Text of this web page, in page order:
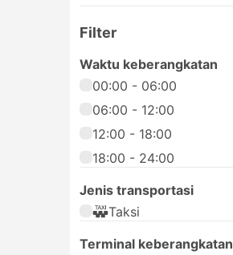
Filter
Waktu keberangkatan
00:00 - 06:00
06:00 - 12:00
12:00 - 18:00
18:00 - 24:00
Jenis transportasi
Taksi
Terminal keberangkatan